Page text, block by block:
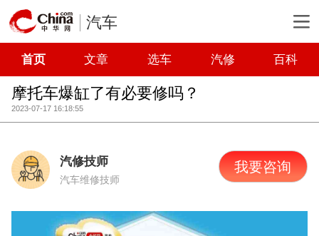
汽车
首页 文章 选车 汽修 百科
摩托车爆缸了有必要修吗？
2023-07-17 16:18:55
汽修技师
汽车维修技师
我要咨询